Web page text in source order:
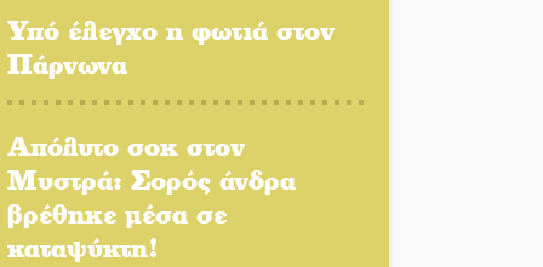
Δημοσιεύτηκε η προκήρυξη
του διαγωνισμού για το
Σπάρτης
Υπάλληλοι ΠΕ Λακωνίας:
«Στο κόκκινο το σύνολο των
Υπηρεσιών από την
υποστελέχωση»
Υπό έλεγχο η φωτιά στον
Πάρνωνα
Απόλυτο σοκ στον
Μυστρά: Σορός άνδρα
βρέθηκε μέσα σε
καταψύκτη!